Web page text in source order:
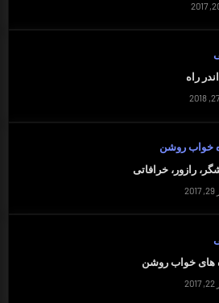
راه
خواب روشن
رازور، خرافاتی
های خواب روشن